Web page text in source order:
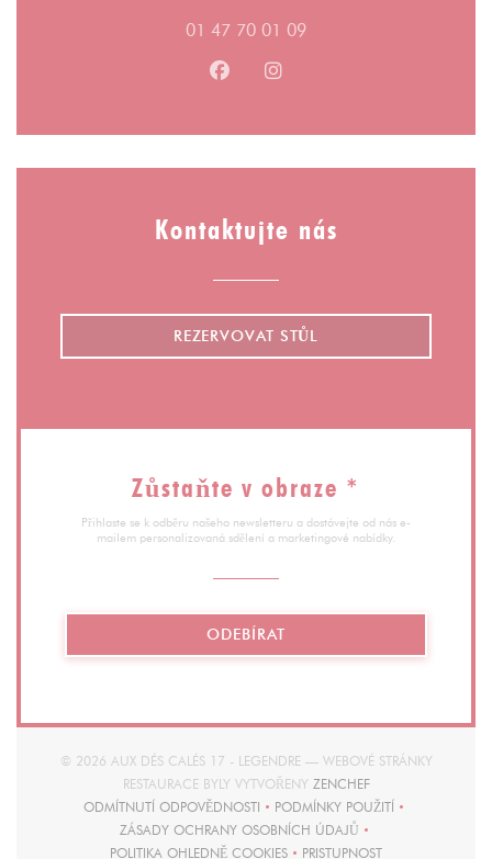
01 47 70 01 09
Facebook ((otevře se v novém
Instagram ((otevře se v
Kontaktujte nás
REZERVOVAT STŮL
Zůstaňte v obraze *
Přihlaste se k odběru našeho newsletteru a dostávejte od nás e-
mailem personalizovaná sdělení a marketingové nabídky.
ODEBÍRAT
© 2026 AUX DÉS CALÉS 17 - LEGENDRE — WEBOVÉ STRÁNKY
RESTAURACE BYLY VYTVOŘENY ZENCHEF((OTEVŘE SE V
ODMÍTNUTÍ ODPOVĚDNOSTI
((OTEVŘE SE V NOVÉM OKNĚ))
PODMÍNKY POUŽITÍ
((OTEVŘE SE V NOVÉM
ZÁSADY OCHRANY OSOBNÍCH ÚDAJŮ
((OTEVŘE SE V NOVÉM OKNĚ))
POLITIKA OHLEDNĚ COOKIES
PRISTUPNOST